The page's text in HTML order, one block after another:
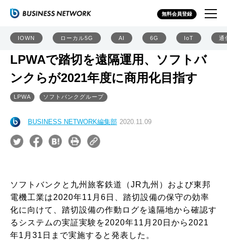
無料会員登録
IOWN ローカル5G AI 6G IoT 通
LPWAで踏切を遠隔運用、ソフトバ
ンクらが2021年度に商用化目指す
LPWA ソフトバンクグループ
BUSINESS NETWORK編集部 2020.11.09
ソフトバンクと九州旅客鉄道（JR九州）および東邦
電機工業は2020年11月6日、踏切設備の保守の効率
化に向けて、踏切設備の作動ログを遠隔地から確認す
るシステムの実証実験を2020年11月20日から2021
年1月31日まで実施すると発表した。